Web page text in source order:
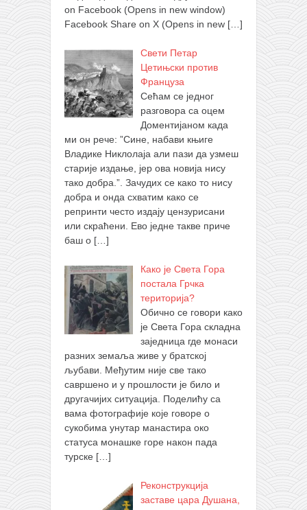
on Facebook (Opens in new window)
Facebook Share on X (Opens in new […]
Свети Петар
Цетињски против
Француза
Сећам се једног
разговора са оцем
Доментијаном када
ми он рече: ”Сине, набави књиге
Владике Никлолаја али пази да узмеш
старије издање, јер ова новија нису
тако добра.”. Зачудих се како то нису
добра и онда схватим како се
репринти често издају цензурисани
или скраћени. Ево једне такве приче
баш о […]
Како је Света Гора
постала Грчка
територија?
Обично се говори како
је Света Гора складна
заједница где монаси
разних земаља живе у братској
љубави. Међутим није све тако
савршено и у прошлости је било и
другачијих ситуација. Поделићу са
вама фотографије које говоре о
сукобима унутар манастира око
статуса монашке горе након пада
турске […]
Реконструкција
заставе цара Душана,